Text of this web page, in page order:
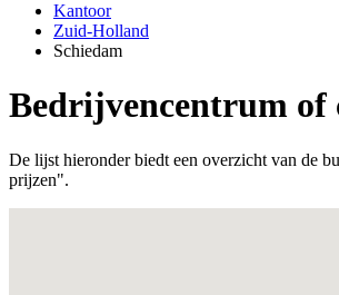
Kantoor
Zuid-Holland
Schiedam
Bedrijvencentrum of
De lijst hieronder biedt een overzicht van de
prijzen".